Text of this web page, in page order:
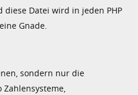
diese Datei wird in jeden PHP
Gnade.
sondern nur die